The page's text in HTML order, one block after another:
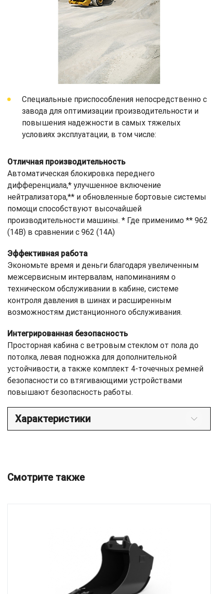
Специальные приспособления непосредственно с
завода для оптимизации производительности и
повышения надежности в самых тяжелых
условиях эксплуатации, в том числе:
Отличная производительность
Автоматическая блокировка переднего
дифференциала,* улучшенное включение
нейтрализатора,** и обновленные бортовые системы
помощи способствуют высочайшей
производительности машины. * Где применимо ** 962
(14B) в сравнении с 962 (14A)
Эффективная работа
Экономьте время и деньги благодаря увеличенным
межсервисным интервалам, напоминаниям о
техническом обслуживании в кабине, системе
контроля давления в шинах и расширенным
возможностям дистанционного обслуживания.
Интегрированная безопасность
Просторная кабина с ветровым стеклом от пола до
потолка, левая подножка для дополнительной
устойчивости, а также комплект 4-точечных ремней
безопасности со втягивающими устройствами
повышают безопасность работы.
Характеристики
Смотрите также